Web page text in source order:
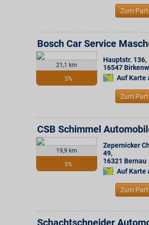
Zum
21,1 km
5%
Bosch Car Service
Hauptstr. 136,
16547
Auf Karte
Zum
19,9 km
5%
CSB Schimmel
Zepernicker
49,
16321 Bernau
Auf Karte
Zum
Schachtschneider